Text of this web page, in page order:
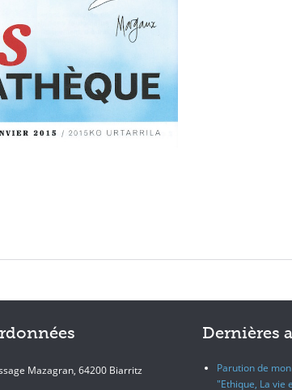
Mazagran, 64200 Biarritz
Dernières
Parution de
"Ethique, La vie